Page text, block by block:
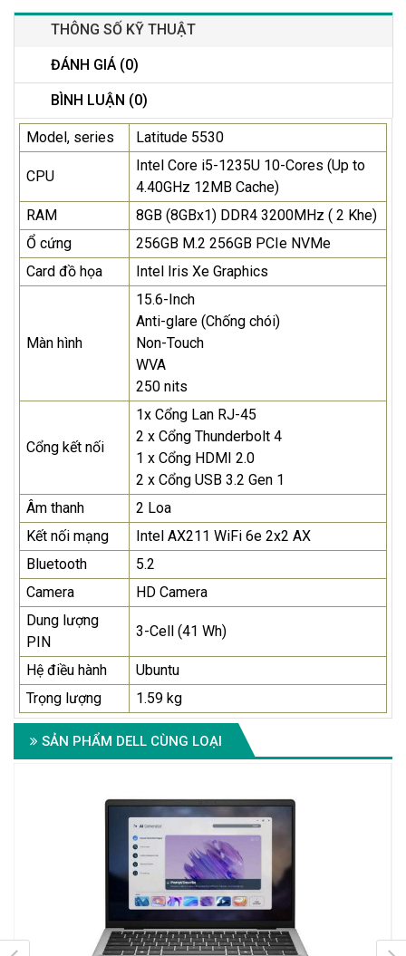
THÔNG SỐ KỸ THUẬT
ĐÁNH GIÁ (0)
BÌNH LUẬN (0)
Model, series Latitude 5530
CPU
Intel Core i5-1235U 10-Cores (Up to
4.40GHz 12MB Cache)
RAM
8GB (8GBx1) DDR4 3200MHz ( 2 Khe)
Ổ cứng
256GB M.2 256GB PCIe NVMe
Card đồ họa
Intel Iris Xe Graphics
Màn hình
15.6-Inch
Anti-glare (Chống chói)
Non-Touch
WVA
250 nits
Cổng kết nối
1x Cổng Lan RJ-45
2 x Cổng Thunderbolt 4
1 x Cổng HDMI 2.0
2 x Cổng USB 3.2 Gen 1
Âm thanh
2 Loa
Kết nối mạng
Intel AX211 WiFi 6e 2x2 AX
Bluetooth
5.2
Camera
HD Camera
Dung lượng
PIN
3-Cell (41 Wh)
Hệ điều hành
Ubuntu
Trọng lượng
1.59 kg
SẢN PHẨM DELL CÙNG LOẠI